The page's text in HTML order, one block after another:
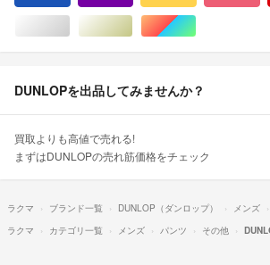
シルバー/銀色系ゴールド/金色系マルチカラー
DUNLOPを出品してみませんか？
買取よりも高値で売れる!
まずはDUNLOPの売れ筋価格をチェック
ラクマ ブランド一覧 DUNLOP（ダンロップ） メンズ
ラクマ
カテゴリ一覧 メンズ パンツ その他